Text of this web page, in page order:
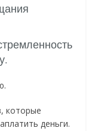
которые
деньги.